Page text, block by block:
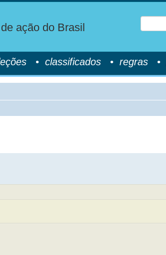
ação do Brasil
• classificados • regras •